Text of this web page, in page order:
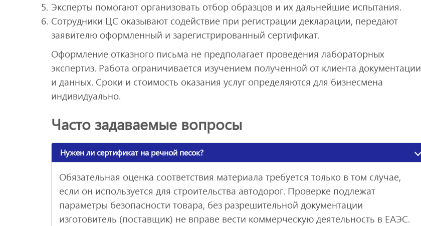
Эксперты помогают организовать отбор образцов и их дальнейшие испытания.
Сотрудники ЦС оказывают содействие при регистрации декларации, передают
заявителю оформленный и зарегистрированный сертификат.
Оформление отказного письма не предполагает проведения лабораторных
экспертиз. Работа ограничивается изучением полученной от клиента документации
и данных. Сроки и стоимость оказания услуг определяются для бизнесмена
индивидуально.
Часто задаваемые вопросы
Нужен ли сертификат на речной песок?
Обязательная оценка соответствия материала требуется только в том случае,
если он используется для строительства автодорог. Проверке подлежат
параметры безопасности товара, без разрешительной документации
изготовитель (поставщик) не вправе вести коммерческую деятельность в ЕАЭС.